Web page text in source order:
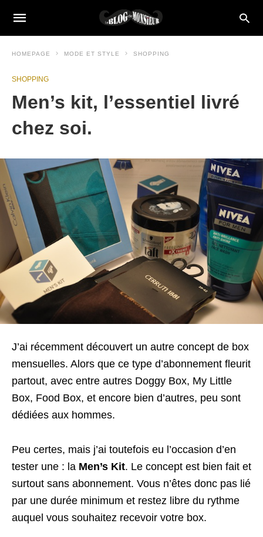
HOMEPAGE MODE ET STYLE SHOPPING
SHOPPING
Men’s kit, l’essentiel livré
chez soi.
J’ai récemment découvert un autre concept de box
mensuelles. Alors que ce type d’abonnement fleurit
partout, avec entre autres Doggy Box, My Little
Box, Food Box, et encore bien d’autres, peu sont
dédiées aux hommes.
Peu certes, mais j’ai toutefois eu l’occasion d’en
tester une : la Men’s Kit. Le concept est bien fait et
surtout sans abonnement. Vous n’êtes donc pas lié
par une durée minimum et restez libre du rythme
auquel vous souhaitez recevoir votre box.